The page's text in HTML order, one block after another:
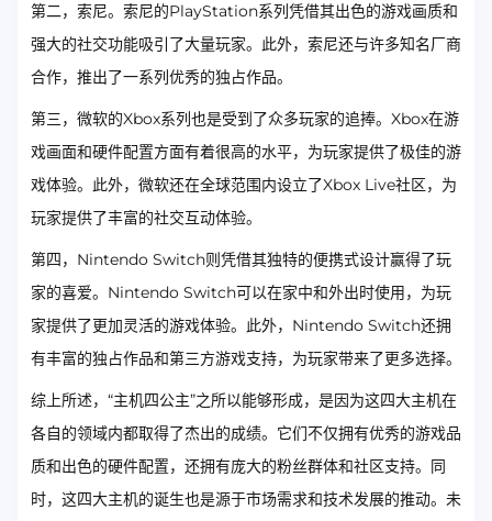
第二，索尼。索尼的PlayStation系列凭借其出色的游戏画质和
强大的社交功能吸引了大量玩家。此外，索尼还与许多知名厂商
合作，推出了一系列优秀的独占作品。
第三，微软的Xbox系列也是受到了众多玩家的追捧。Xbox在游
戏画面和硬件配置方面有着很高的水平，为玩家提供了极佳的游
戏体验。此外，微软还在全球范围内设立了Xbox Live社区，为
玩家提供了丰富的社交互动体验。
第四，Nintendo Switch则凭借其独特的便携式设计赢得了玩
家的喜爱。Nintendo Switch可以在家中和外出时使用，为玩
家提供了更加灵活的游戏体验。此外，Nintendo Switch还拥
有丰富的独占作品和第三方游戏支持，为玩家带来了更多选择。
综上所述，“主机四公主”之所以能够形成，是因为这四大主机在
各自的领域内都取得了杰出的成绩。它们不仅拥有优秀的游戏品
质和出色的硬件配置，还拥有庞大的粉丝群体和社区支持。同
时，这四大主机的诞生也是源于市场需求和技术发展的推动。未